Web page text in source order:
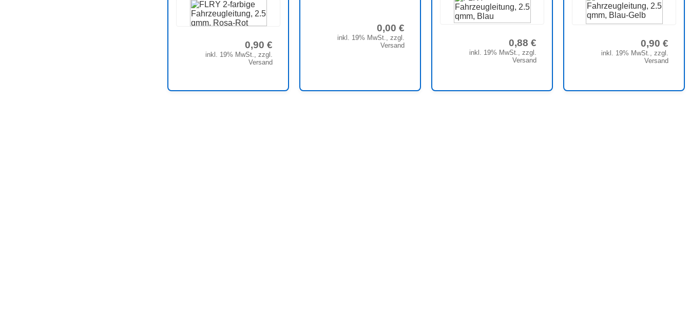
0,90 €
inkl. 19% MwSt., zzgl.
Versand
0,00 €
inkl. 19% MwSt., zzgl.
Versand
0,88 €
inkl. 19% MwSt., zzgl.
Versand
0,90 €
inkl. 19% MwSt., zzgl.
Versand